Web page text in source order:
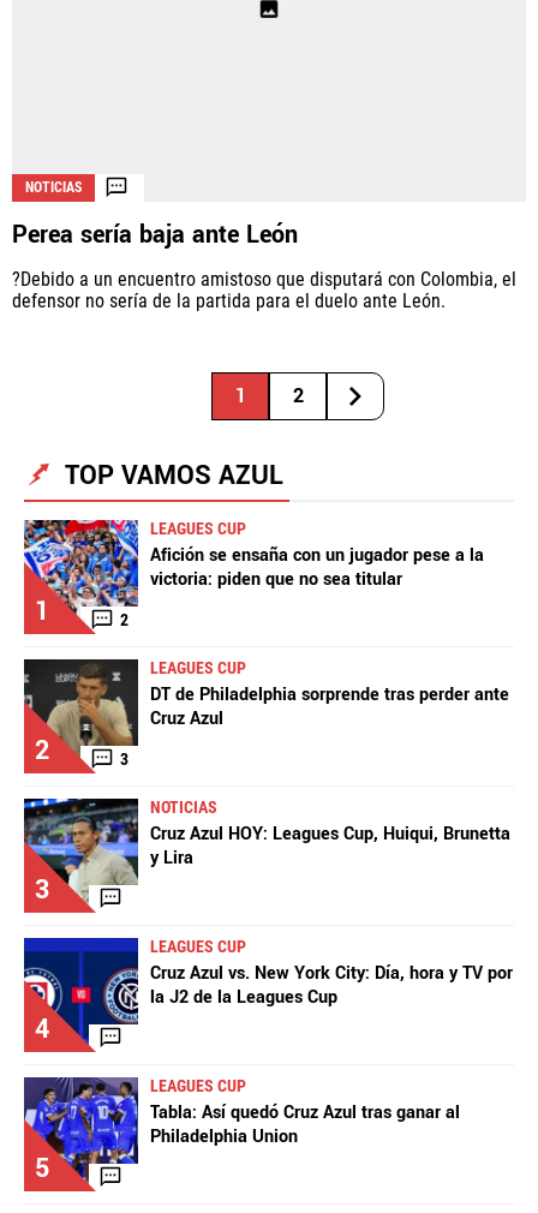
NOTICIAS
Perea sería baja ante León
?Debido a un encuentro amistoso que disputará con Colombia, el
defensor no sería de la partida para el duelo ante León.
1 2
TOP VAMOS AZUL
1 2
LEAGUES CUP
Afición se ensaña con un jugador pese a la
victoria: piden que no sea titular
2 3
LEAGUES CUP
DT de Philadelphia sorprende tras perder ante
Cruz Azul
3
NOTICIAS
Cruz Azul HOY: Leagues Cup, Huiqui, Brunetta
y Lira
4
LEAGUES CUP
Cruz Azul vs. New York City: Día, hora y TV por
la J2 de la Leagues Cup
5
LEAGUES CUP
Tabla: Así quedó Cruz Azul tras ganar al
Philadelphia Union